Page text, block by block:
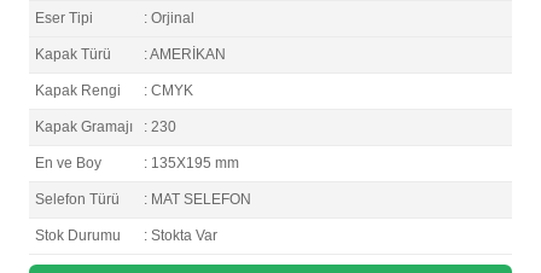
Eser Tipi : Orjinal
Kapak Türü : AMERİKAN
Kapak Rengi : CMYK
Kapak Gramajı : 230
En ve Boy : 135X195 mm
Selefon Türü : MAT SELEFON
Stok Durumu : Stokta Var